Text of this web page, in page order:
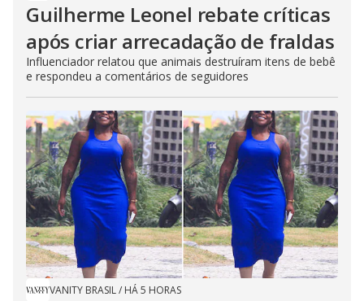
Guilherme Leonel rebate críticas
após criar arrecadação de fraldas
Influenciador relatou que animais destruíram itens de bebê
e respondeu a comentários de seguidores
VANITY BRASIL/ HÁ 5 HORAS